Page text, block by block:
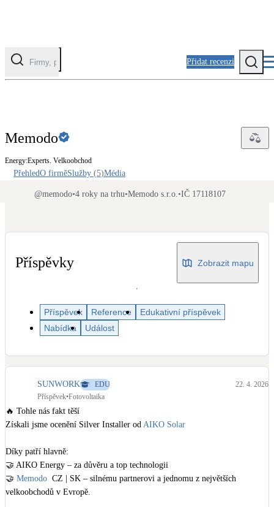
Přidat recenzi
Tepelná čerpadla
Solární termický systém
Na přípravu teplé vody i přitápění
Klimatizace
Tepelná čerpadla na chlazení
Větrání s rekuperací
Teplovzdušné vytápění
Okna / dveře
Balkonové sestavy
Memodo
Energy:Experts. Velkoobchod
PřehledO firměSlužby (5)Média
@memodo•4 roky na trhu•Memodo s.r.o.•IČ 17118107
Příspěvky Zobrazit mapu
Příspěvek Reference
Edukativní příspěvek
Nabídka
Událost
SUNWORK EDU
22. 4. 2026
Příspěvek•Fotovoltaika
🔥 Tohle nás fakt těší
Získali jsme ocenění Silver Installer od AIKO Solar
Díky patří hlavně:
🤝 AIKO Energy – za důvěru a top technologii
🤝 Memodo
  CZ | SK – silnému partnerovi a jednomu z největších
velkoobchodů v Evropě.